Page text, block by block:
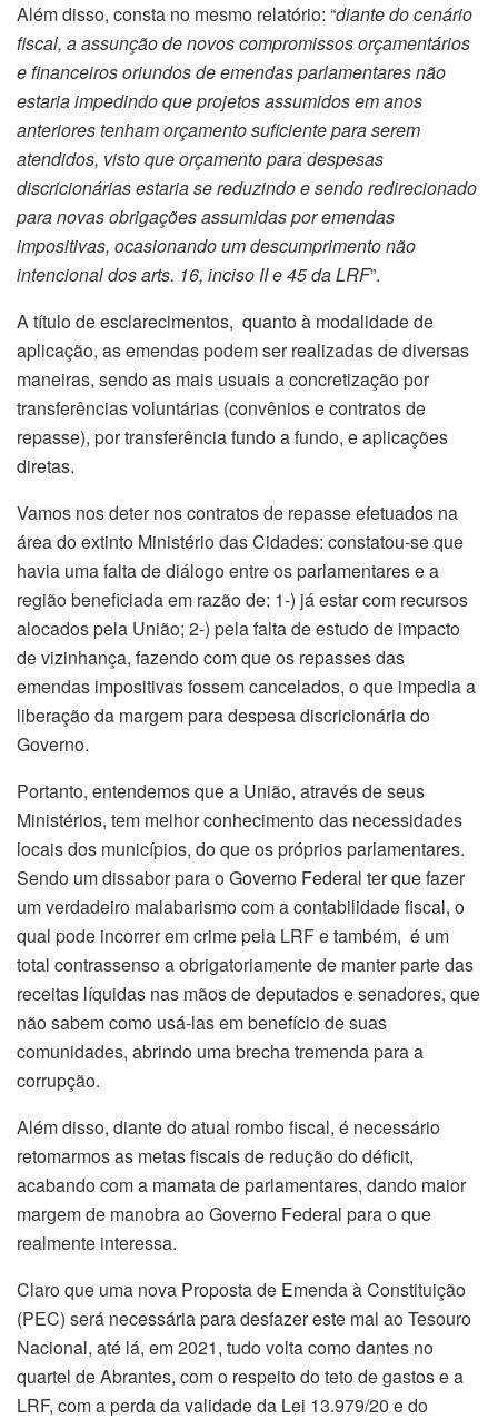
Além disso, consta no mesmo relatório: “diante do cenário
fiscal, a assunção de novos compromissos orçamentários
e financeiros oriundos de emendas parlamentares não
estaria impedindo que projetos assumidos em anos
anteriores tenham orçamento suficiente para serem
atendidos, visto que orçamento para despesas
discricionárias estaria se reduzindo e sendo redirecionado
para novas obrigações assumidas por emendas
impositivas, ocasionando um descumprimento não
intencional dos arts. 16, inciso II e 45 da LRF”.
A título de esclarecimentos, quanto à modalidade de
aplicação, as emendas podem ser realizadas de diversas
maneiras, sendo as mais usuais a concretização por
transferências voluntárias (convênios e contratos de
repasse), por transferência fundo a fundo, e aplicações
diretas.
Vamos nos deter nos contratos de repasse efetuados na
área do extinto Ministério das Cidades: constatou-se que
havia uma falta de diálogo entre os parlamentares e a
região beneficiada em razão de: 1-) já estar com recursos
alocados pela União; 2-) pela falta de estudo de impacto
de vizinhança, fazendo com que os repasses das
emendas impositivas fossem cancelados, o que impedia a
liberação da margem para despesa discricionária do
Governo.
Portanto, entendemos que a União, através de seus
Ministérios, tem melhor conhecimento das necessidades
locais dos municípios, do que os próprios parlamentares.
Sendo um dissabor para o Governo Federal ter que fazer
um verdadeiro malabarismo com a contabilidade fiscal, o
qual pode incorrer em crime pela LRF e também, é um
total contrassenso a obrigatoriamente de manter parte das
receitas líquidas nas mãos de deputados e senadores, que
não sabem como usá-las em benefício de suas
comunidades, abrindo uma brecha tremenda para a
corrupção.
Além disso, diante do atual rombo fiscal, é necessário
retomarmos as metas fiscais de redução do déficit,
acabando com a mamata de parlamentares, dando maior
margem de manobra ao Governo Federal para o que
realmente interessa.
Claro que uma nova Proposta de Emenda à Constituição
(PEC) será necessária para desfazer este mal ao Tesouro
Nacional, até lá, em 2021, tudo volta como dantes no
quartel de Abrantes, com o respeito do teto de gastos e a
LRF, com a perda da validade da Lei 13.979/20 e do